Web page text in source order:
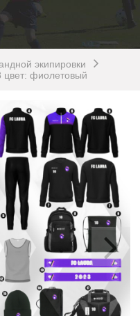
экипировки
цвет: фиолетовый